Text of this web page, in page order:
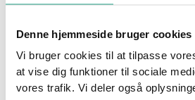
Denne hjemmeside bruger cookies
Vi bruger cookies til at tilpasse
at vise dig funktioner til sociale
vores trafik. Vi deler også
Aktivitetsbøger
Farveblyanter og tuscher
Modellervoks
Perler
STEM - legetøj